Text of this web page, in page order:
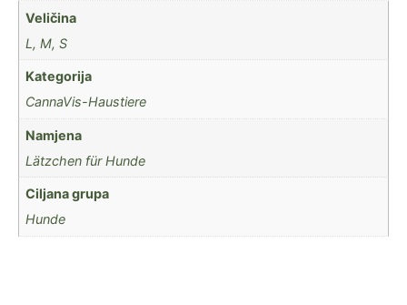
Veličina
L, M, S
Kategorija
CannaVis-Haustiere
Namjena
Lätzchen für Hunde
Ciljana grupa
Hunde